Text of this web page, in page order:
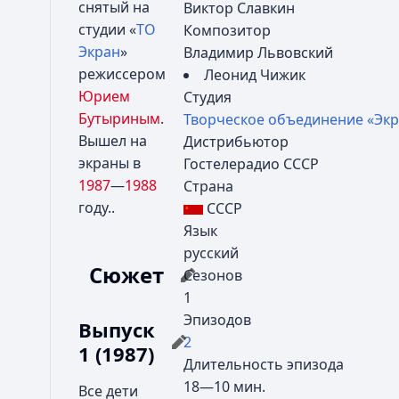
Виктор Славкин
Композитор
Владимир Львовский
Леонид Чижик
Студия
Творческое объединение
Дистрибьютор
Гостелерадио СССР
Страна
СССР
Язык
русский
Сезонов
1
Эпизодов
2
Длительность эпизода
18—10 мин.
снятый на
студии «ТО
Экран»
режиссером
Юрием
Бутыриным.
Вышел на
экраны в
1987—1988
году..
Сюжет
Выпуск
1 (1987)
Все дети